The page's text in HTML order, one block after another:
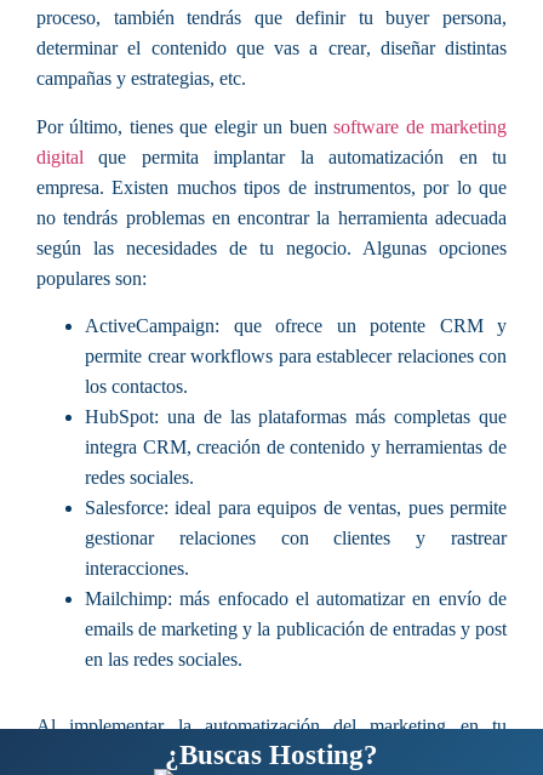
proceso, también tendrás que definir tu buyer persona,
determinar el contenido que vas a crear, diseñar distintas
campañas y estrategias, etc.
Por último, tienes que elegir un buensoftware de marketing
digital que permita implantar la automatización en tu
empresa. Existen muchos tipos de instrumentos, por lo que
no tendrás problemas en encontrar la herramienta adecuada
según las necesidades de tu negocio. Algunas opciones
populares son:
ActiveCampaign: que ofrece un potente CRM y
permite crear workflows para establecer relaciones con
los contactos.
HubSpot: una de las plataformas más completas que
integra CRM, creación de contenido y herramientas de
redes sociales.
Salesforce: ideal para equipos de ventas, pues permite
gestionar relaciones con clientes y rastrear
interacciones.
Mailchimp: más enfocado el automatizar en envío de
emails de marketing y la publicación de entradas y post
en las redes sociales.
Alimplementar la automatización del marketing en tu
podrás mejorar la productividad, aumentar las tasas
¿Buscas Hosting?